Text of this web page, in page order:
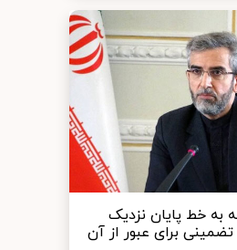
به خط پایان نزدیک
تضمینی برای عبور از آن